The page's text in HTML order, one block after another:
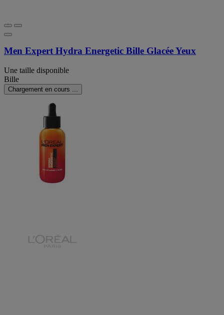
Men Expert Hydra Energetic Bille Glacée Yeux
Une taille disponible
Bille
Chargement en cours ...